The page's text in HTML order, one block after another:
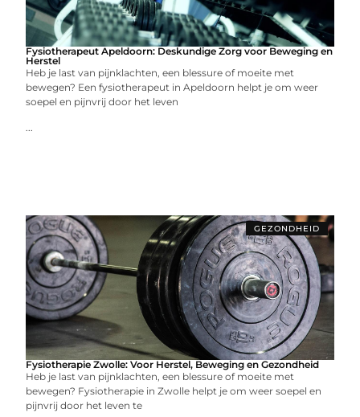
Fysiotherapeut Apeldoorn: Deskundige Zorg voor Beweging en
Herstel
Heb je last van pijnklachten, een blessure of moeite met
bewegen? Een fysiotherapeut in Apeldoorn helpt je om weer
soepel en pijnvrij door het leven
...
GEZONDHEID
Fysiotherapie Zwolle: Voor Herstel, Beweging en Gezondheid
Heb je last van pijnklachten, een blessure of moeite met
bewegen? Fysiotherapie in Zwolle helpt je om weer soepel en
pijnvrij door het leven te